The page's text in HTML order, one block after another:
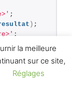
;
) ;
;
$e){
: " . $e
la meilleure
sur ce site,
Réglages